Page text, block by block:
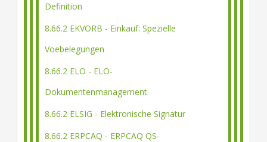
Definition
8.66.2 EKVORB - Einkauf: Spezielle
Voebelegungen
8.66.2 ELO - ELO-
Dokumentenmanagement
8.66.2 ELSIG - Elektronische Signatur
8.66.2 ERPCAQ - ERPCAQ QS-